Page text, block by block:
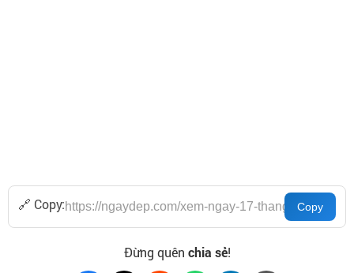
🔗 Copy:
Đừng quên chia sẻ!